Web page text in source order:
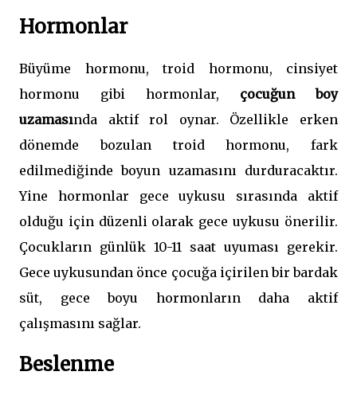
Hormonlar
Büyüme hormonu, troid hormonu, cinsiyet
hormonu gibi hormonlar, çocuğun boy
uzamasında aktif rol oynar. Özellikle erken
dönemde bozulan troid hormonu, fark
edilmediğinde boyun uzamasını durduracaktır.
Yine hormonlar gece uykusu sırasında aktif
olduğu için düzenli olarak gece uykusu önerilir.
Çocukların günlük 10-11 saat uyuması gerekir.
Gece uykusundan önce çocuğa içirilen bir bardak
süt, gece boyu hormonların daha aktif
çalışmasını sağlar.
Beslenme